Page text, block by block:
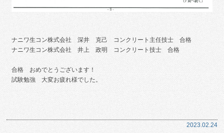
ナニワ生コン株式会社 深井 克己 コンクリート主任技士 合格
ナニワ生コン株式会社 井上 政明 コンクリート技士 合格
合格 おめでとうございます！
試験勉強 大変お疲れ様でした。
2023.02.24